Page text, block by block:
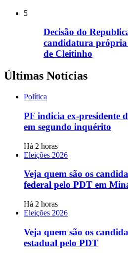
5
Decisão do
candidatura
de Cleitinho
Últimas Notícias
Política
PF indicia ex-presidente
em segundo inquérito
Há 2 horas
Eleições 2026
Veja quem são os
federal pelo PDT em
Há 2 horas
Eleições 2026
Veja quem são os
estadual pelo PDT